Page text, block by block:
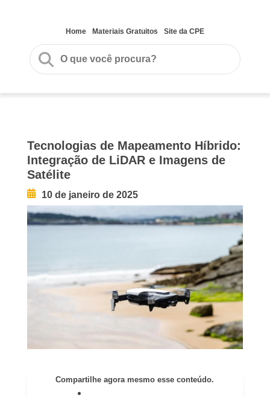
Home Materiais Gratuitos Site da CPE
Tecnologias de Mapeamento Híbrido:
Integração de LiDAR e Imagens de
Satélite
10 de janeiro de 2025
Compartilhe agora mesmo esse conteúdo.